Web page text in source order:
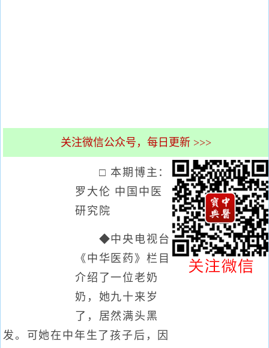
关注微信公众号，每日更新 >>>
□ 本期博主：
罗大伦 中国中医
研究院
◆中央电视台
《中华医药》栏目
介绍了一位老奶
奶，她九十来岁
了，居然满头黑
发。可她在中年生了孩子后，因